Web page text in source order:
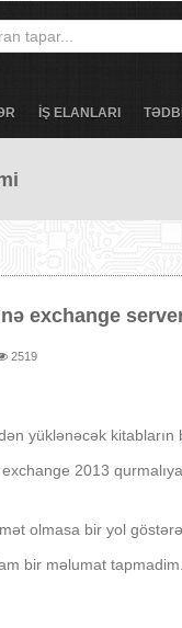
İŞ ELANLARI
exchange server
2519
yüklənəcək
2013
olmasa bir yol
bir məlumat tapmadim.